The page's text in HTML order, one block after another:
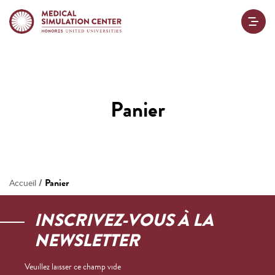
Panier
Accueil / Panier
INSCRIVEZ-VOUS À LA
NEWSLETTER
Veuillez laisser ce champ vide